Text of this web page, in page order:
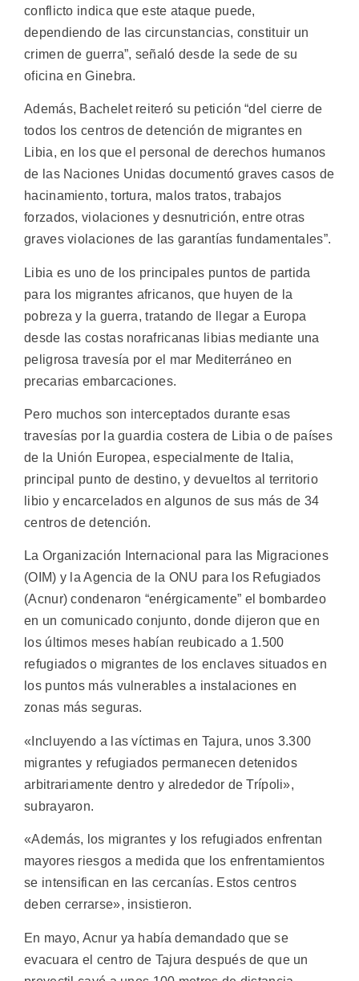
conflicto indica que este ataque puede,
dependiendo de las circunstancias, constituir un
crimen de guerra”, señaló desde la sede de su
oficina en Ginebra.
Además, Bachelet reiteró su petición “del cierre de
todos los centros de detención de migrantes en
Libia, en los que el personal de derechos humanos
de las Naciones Unidas documentó graves casos de
hacinamiento, tortura, malos tratos, trabajos
forzados, violaciones y desnutrición, entre otras
graves violaciones de las garantías fundamentales”.
Libia es uno de los principales puntos de partida
para los migrantes africanos, que huyen de la
pobreza y la guerra, tratando de llegar a Europa
desde las costas norafricanas libias mediante una
peligrosa travesía por el mar Mediterráneo en
precarias embarcaciones.
Pero muchos son interceptados durante esas
travesías por la guardia costera de Libia o de países
de la Unión Europea, especialmente de Italia,
principal punto de destino, y devueltos al territorio
libio y encarcelados en algunos de sus más de 34
centros de detención.
La Organización Internacional para las Migraciones
(OIM) y la Agencia de la ONU para los Refugiados
(Acnur) condenaron “enérgicamente” el bombardeo
en un comunicado conjunto, donde dijeron que en
los últimos meses habían reubicado a 1.500
refugiados o migrantes de los enclaves situados en
los puntos más vulnerables a instalaciones en
zonas más seguras.
«Incluyendo a las víctimas en Tajura, unos 3.300
migrantes y refugiados permanecen detenidos
arbitrariamente dentro y alrededor de Trípoli»,
subrayaron.
«Además, los migrantes y los refugiados enfrentan
mayores riesgos a medida que los enfrentamientos
se intensifican en las cercanías. Estos centros
deben cerrarse», insistieron.
En mayo, Acnur ya había demandado que se
evacuara el centro de Tajura después de que un